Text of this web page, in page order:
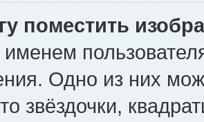
поместить
Одно из них
звёздочки,